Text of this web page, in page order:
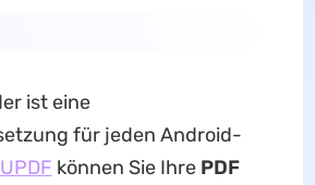
ist eine
für jeden Android-
UPDF können Sie Ihre PDF